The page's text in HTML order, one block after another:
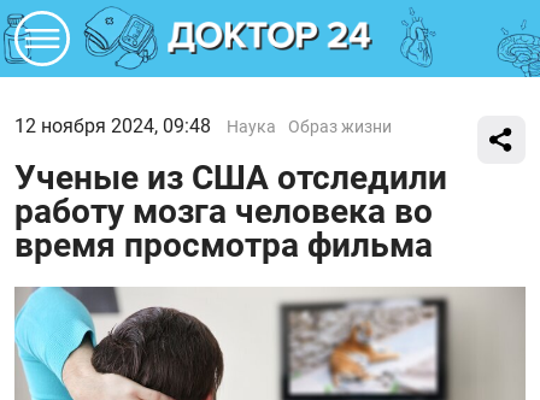
12 ноября 2024, 09:48 Наука Образ жизни
Ученые из США отследили
работу мозга человека во
время просмотра фильма